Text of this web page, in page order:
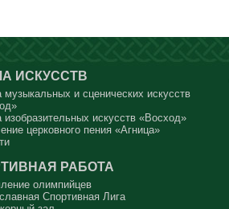
ИСКУССТВ
музыкальных и сценических искусств
изобразительных искусств «Восход»
церковного пения «Агница»
РАБОТА
олимпийцев
Спортивная Лига